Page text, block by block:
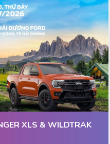
XLS & WILDTRAK